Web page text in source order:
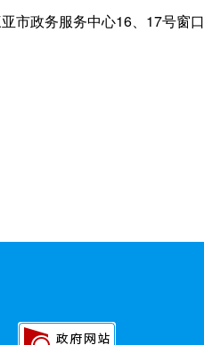
市政务服务中心16、17号窗口